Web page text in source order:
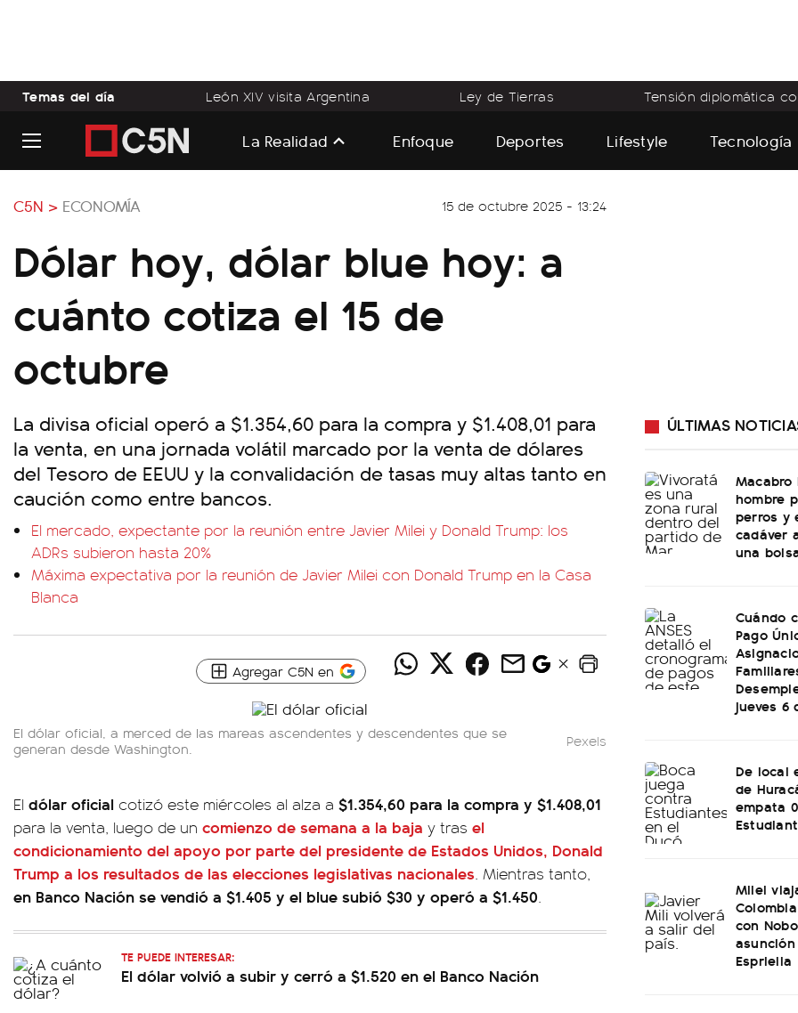
Temas del día León XIV visita Argentina Ley de Tierras Tensión diplomática
La Realidad Enfoque Deportes Lifestyle Tecnología
C5N > ECONOMÍA 15 de octubre 2025 - 13:24
Dólar hoy, dólar blue hoy: a
cuánto cotiza el 15 de
octubre
La divisa oficial operó a $1.354,60 para la compra y $1.408,01 para
la venta, en una jornada volátil marcado por la venta de dólares
del Tesoro de EEUU y la convalidación de tasas muy altas tanto en
caución como entre bancos.
El mercado, expectante por la reunión entre Javier Milei y Donald Trump: los
ADRs subieron hasta 20%
Máxima expectativa por la reunión de Javier Milei con Donald Trump en la Casa
Blanca
Agregar C5N en
El dólar oficial, a merced de las mareas ascendentes y descendentes que se
generan desde Washington.
Pexels
El dólar oficial cotizó este miércoles al alza a $1.354,60 para la compra y $1.408,01
para la venta, luego de un comienzo de semana a la baja y tras el
condicionamiento del apoyo por parte del presidente de Estados Unidos, Donald
Trump a los resultados de las elecciones legislativas nacionales. Mientras tanto,
en Banco Nación se vendió a $1.405 y el blue subió $30 y operó a $1.450.
TE PUEDE INTERESAR:
El dólar volvió a subir y cerró a $1.520 en el Banco Nación
ÚLTIMAS
Macabro
hombre
perros y
cadáver
una
Cuándo
Pago
jueves 6
De local
de
empata
Milei
con
Espriella